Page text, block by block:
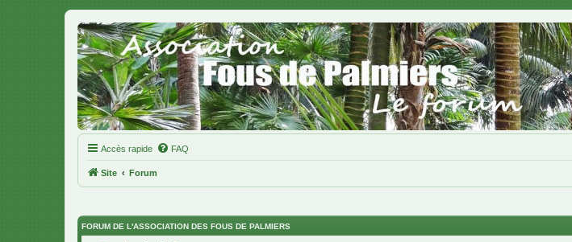
Accès rapide FAQ
Site Forum
FORUM DE L'ASSOCIATION DES FOUS DE PALMIERS